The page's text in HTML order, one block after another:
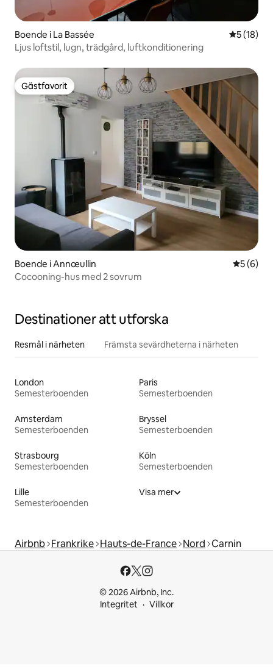
Boende i La Bassée 5 av 5 i
5 (18)
Ljus loftstil, lugn, trädgård, luftkonditionering
Gästfavorit
Gästfavorit
Boende i Annœullin 5 av 5 i
5 (6)
Cocooning-hus med 2 sovrum
Destinationer att utforska
Resmål i närheten Främsta sevärdheterna i närheten
London
Semesterboenden
Paris
Semesterboenden
Amsterdam
Semesterboenden
Bryssel
Semesterboenden
Strasbourg
Semesterboenden
Köln
Semesterboenden
Lille
Semesterboenden
Visa mer
Airbnb Frankrike Hauts-de-France Nord Carnin
© 2026 Airbnb, Inc.
Integritet
Villkor